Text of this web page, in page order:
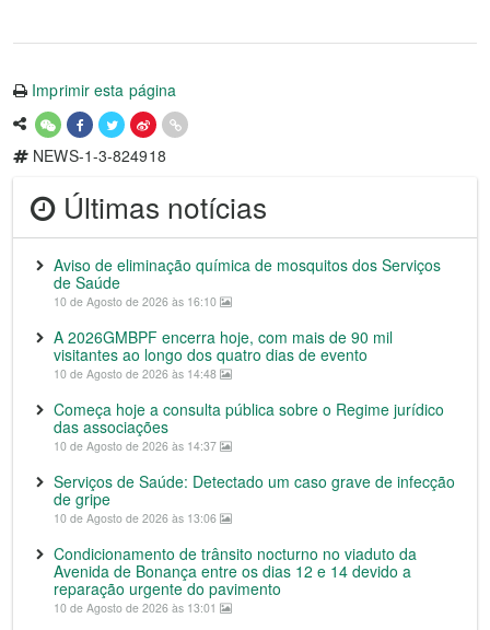
Imprimir esta página
NEWS-1-3-824918
Últimas notícias
Aviso de eliminação química de mosquitos dos Serviços
de Saúde
10 de Agosto de 2026 às 16:10
A 2026GMBPF encerra hoje, com mais de 90 mil
visitantes ao longo dos quatro dias de evento
10 de Agosto de 2026 às 14:48
Começa hoje a consulta pública sobre o Regime jurídico
das associações
10 de Agosto de 2026 às 14:37
Serviços de Saúde: Detectado um caso grave de infecção
de gripe
10 de Agosto de 2026 às 13:06
Condicionamento de trânsito nocturno no viaduto da
Avenida de Bonança entre os dias 12 e 14 devido a
reparação urgente do pavimento
10 de Agosto de 2026 às 13:01